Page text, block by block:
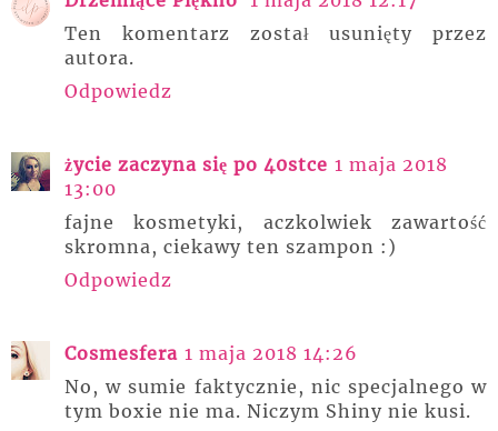
Ten komentarz został usunięty przez
autora.
Odpowiedz
życie zaczyna się po 40stce 1 maja 2018
13:00
fajne kosmetyki, aczkolwiek zawartość
skromna, ciekawy ten szampon :)
Odpowiedz
Cosmesfera 1 maja 2018 14:26
No, w sumie faktycznie, nic specjalnego w
tym boxie nie ma. Niczym Shiny nie kusi.